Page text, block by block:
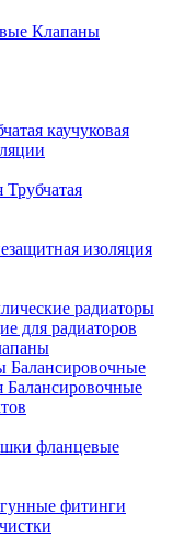
Клапаны
каучуковая
Трубчатая
изоляция
радиаторы
для радиаторов
Балансировочные
Балансировочные
фланцевые
фитинги